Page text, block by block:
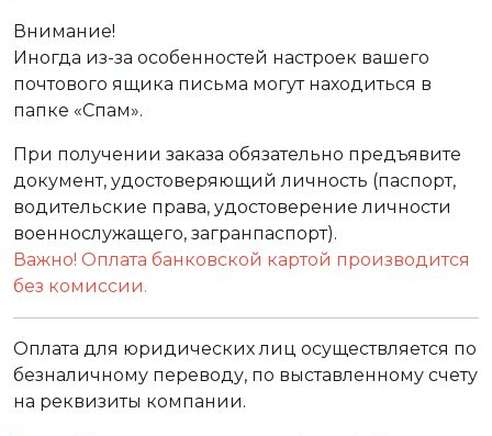
Внимание!
Иногда из-за особенностей настроек вашего
почтового ящика письма могут находиться в
папке «Спам».
При получении заказа обязательно предъявите
документ, удостоверяющий личность (паспорт,
водительские права, удостоверение личности
военнослужащего, загранпаспорт).
Важно! Оплата банковской картой производится
без комиссии.
Оплата для юридических лиц осуществляется по
безналичному переводу, по выставленному счету
на реквизиты компании.